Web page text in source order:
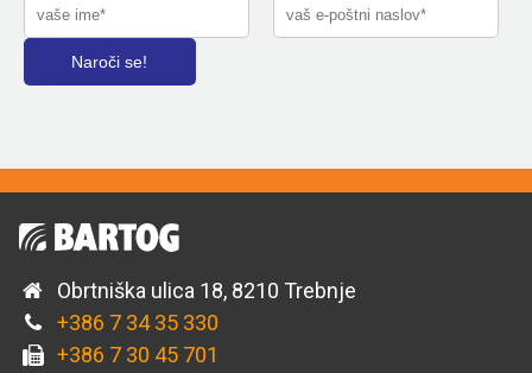
Obrtniška ulica 18, 8210 Trebnje
+386 7 34 35 330
+386 7 30 45 701